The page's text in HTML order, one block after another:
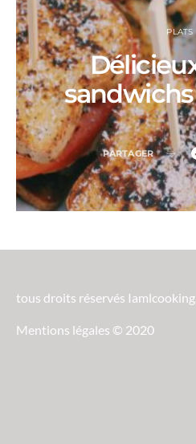
PLATS
PARTAGER
tous droits réservés
Mentions légales © 2020